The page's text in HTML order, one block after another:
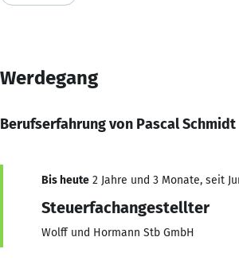
Werdegang
Berufserfahrung von Pascal Schmidt
Bis heute 2 Jahre und 3 Monate, seit
Steuerfachangestellter
Wolff und Hormann Stb GmbH